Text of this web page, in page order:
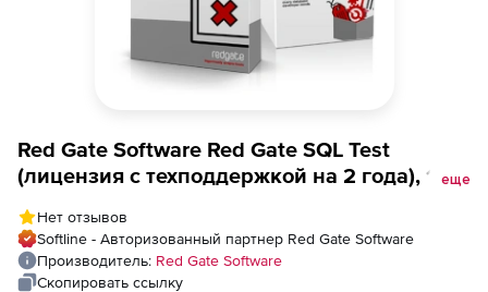
Red Gate Software Red Gate SQL Test
(лицензия с техподдержкой на 2 года), 11еще
Нет отзывов
Softline - Авторизованный партнер Red Gate Software
Производитель: Red Gate Software
Скопировать ссылку